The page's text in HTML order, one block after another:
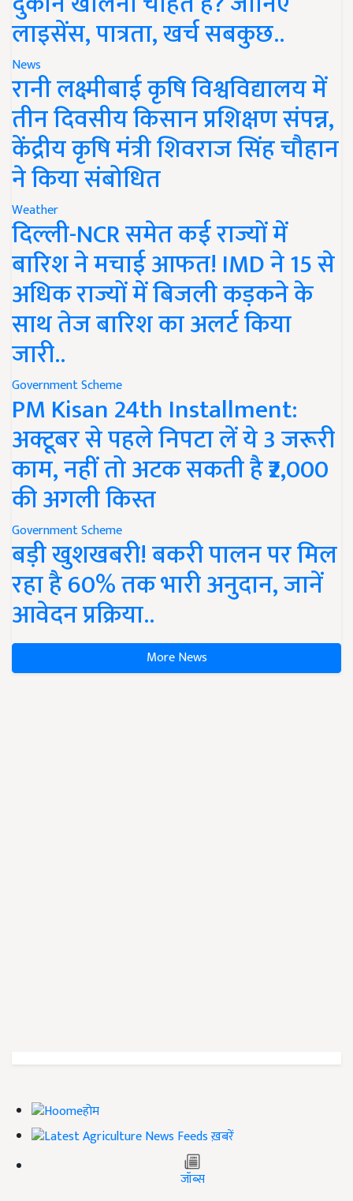
लाइसेंस, पात्रता, खर्च सबकुछ..
News
रानी लक्ष्मीबाई कृषि विश्वविद्यालय में
तीन दिवसीय किसान प्रशिक्षण संपन्न,
केंद्रीय कृषि मंत्री शिवराज सिंह चौहान
ने किया संबोधित
Weather
दिल्ली-NCR समेत कई राज्यों में
बारिश ने मचाई आफत! IMD ने 15 से
अधिक राज्यों में बिजली कड़कने के
साथ तेज बारिश का अलर्ट किया
जारी..
Government Scheme
PM Kisan 24th Installment:
अक्टूबर से पहले निपटा लें ये 3 जरूरी
काम, नहीं तो अटक सकती है ₹2,000
की अगली किस्त
Government Scheme
बड़ी खुशखबरी! बकरी पालन पर मिल
रहा है 60% तक भारी अनुदान, जानें
आवेदन प्रक्रिया..
More News
होम
ख़बरें
जॉब्स